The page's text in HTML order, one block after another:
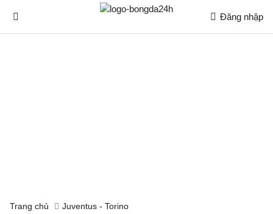
Đăng nhập
Trang chủ Juventus - Torino